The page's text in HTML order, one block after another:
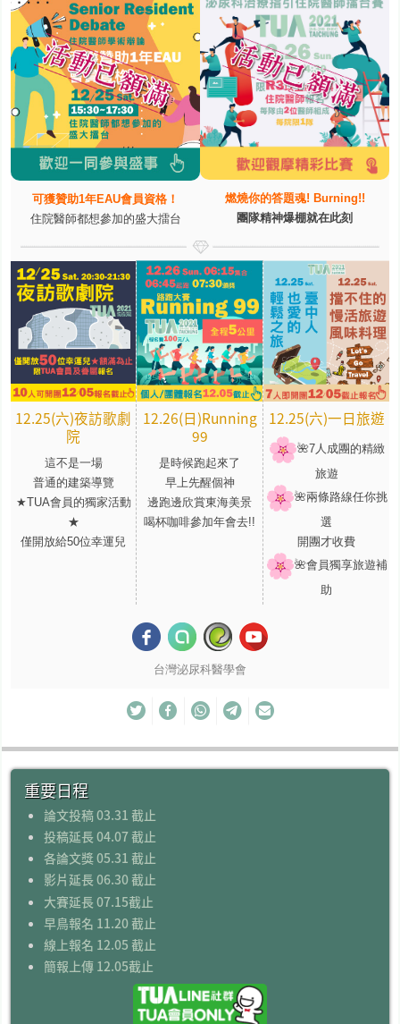
可獲贊助1年EAU會員資格！
住院醫師都想參加的盛大擂台
燃燒你的答題魂! Burning!!
團隊精神爆棚就在此刻
12.25(六)夜訪歌劇
院
這不是一場
普通的建築導覽
★TUA會員的獨家活動
★
僅開放給50位幸運兒
12.26(日)Running
99
是時候跑起來了
早上先醒個神
邊跑邊欣賞東海美景
喝杯咖啡參加年會去!!
12.25(六)一日旅遊
🌺7人成團的精緻
旅遊
🌺兩條路線任你挑
選
開團才收費
🌺會員獨享旅遊補
助
台灣泌尿科醫學會
重要日程
論文投稿 03.31 截止
投稿延長 04.07 截止
各論文獎 05.31 截止
影片延長 06.30 截止
大賽延長 07.15截止
早鳥報名 11.20 截止
線上報名 12.05 截止
簡報上傳 12.05截止